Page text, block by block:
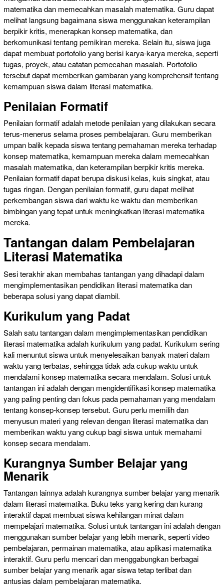
matematika dan memecahkan masalah matematika. Guru dapat
melihat langsung bagaimana siswa menggunakan keterampilan
berpikir kritis, menerapkan konsep matematika, dan
berkomunikasi tentang pemikiran mereka. Selain itu, siswa juga
dapat membuat portofolio yang berisi karya-karya mereka, seperti
tugas, proyek, atau catatan pemecahan masalah. Portofolio
tersebut dapat memberikan gambaran yang komprehensif tentang
kemampuan siswa dalam literasi matematika.
Penilaian Formatif
Penilaian formatif adalah metode penilaian yang dilakukan secara
terus-menerus selama proses pembelajaran. Guru memberikan
umpan balik kepada siswa tentang pemahaman mereka terhadap
konsep matematika, kemampuan mereka dalam memecahkan
masalah matematika, dan keterampilan berpikir kritis mereka.
Penilaian formatif dapat berupa diskusi kelas, kuis singkat, atau
tugas ringan. Dengan penilaian formatif, guru dapat melihat
perkembangan siswa dari waktu ke waktu dan memberikan
bimbingan yang tepat untuk meningkatkan literasi matematika
mereka.
Tantangan dalam Pembelajaran
Literasi Matematika
Sesi terakhir akan membahas tantangan yang dihadapi dalam
mengimplementasikan pendidikan literasi matematika dan
beberapa solusi yang dapat diambil.
Kurikulum yang Padat
Salah satu tantangan dalam mengimplementasikan pendidikan
literasi matematika adalah kurikulum yang padat. Kurikulum sering
kali menuntut siswa untuk menyelesaikan banyak materi dalam
waktu yang terbatas, sehingga tidak ada cukup waktu untuk
mendalami konsep matematika secara mendalam. Solusi untuk
tantangan ini adalah dengan mengidentifikasi konsep matematika
yang paling penting dan fokus pada pemahaman yang mendalam
tentang konsep-konsep tersebut. Guru perlu memilih dan
menyusun materi yang relevan dengan literasi matematika dan
memberikan waktu yang cukup bagi siswa untuk memahami
konsep secara mendalam.
Kurangnya Sumber Belajar yang
Menarik
Tantangan lainnya adalah kurangnya sumber belajar yang menarik
dalam literasi matematika. Buku teks yang kering dan kurang
interaktif dapat membuat siswa kehilangan minat dalam
mempelajari matematika. Solusi untuk tantangan ini adalah dengan
menggunakan sumber belajar yang lebih menarik, seperti video
pembelajaran, permainan matematika, atau aplikasi matematika
interaktif. Guru perlu mencari dan menggabungkan berbagai
sumber belajar yang menarik agar siswa tetap terlibat dan
antusias dalam pembelajaran matematika.